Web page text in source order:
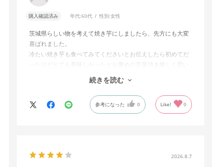
購入確認済み 年代:60代 性別:女性
茨城県らしい物を考えて焼き芋にしましたら、先方にも大変
喜ばれました。
冷たい焼き芋も食べてみてくださいとお伝えしたら初めてだ
ったけどとても美味しかったとお褒めの言葉頂き嬉しく思い
焼き芋は年中喜んで頂けるお品だと思います
続きを読む
参考になった 0 Like! 0
2026.8.7